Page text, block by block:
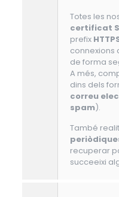
Totes les
certificat
prefix
connexions
de forma
A més,
dins dels
correu
spam).
També
recuperar
succeeixi